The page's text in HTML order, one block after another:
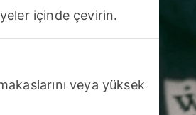
içinde çevirin.
veya yüksek